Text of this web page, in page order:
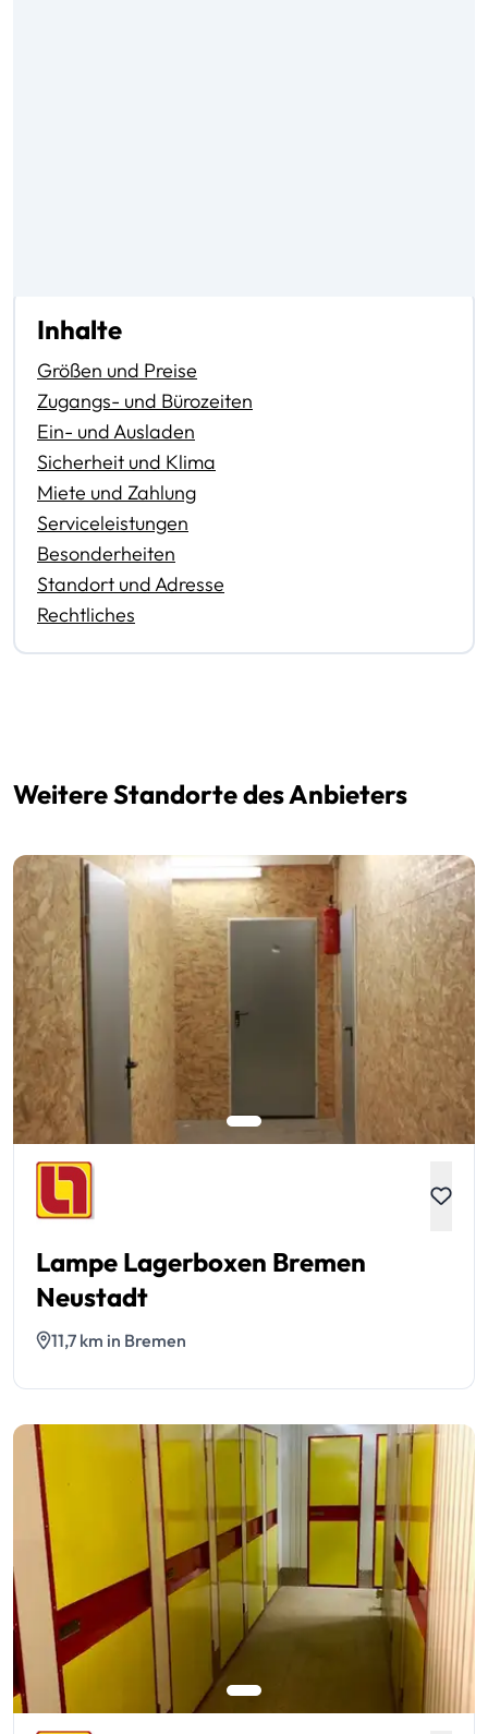
Inhalte
Größen und Preise
Zugangs- und Bürozeiten
Ein- und Ausladen
Sicherheit und Klima
Miete und Zahlung
Serviceleistungen
Besonderheiten
Standort und Adresse
Rechtliches
Weitere Standorte des Anbieters
Lampe Lagerboxen Bremen
Neustadt
11,7 km in Bremen